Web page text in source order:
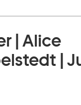
| Alice
|